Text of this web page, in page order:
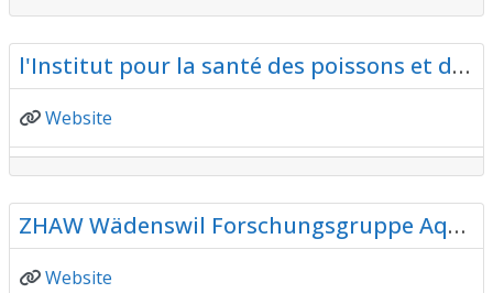
l'Institut pour la santé des poissons et des animaux sauvages.
Website
ZHAW Wädenswil Forschungsgruppe Aquakultursysteme
Website